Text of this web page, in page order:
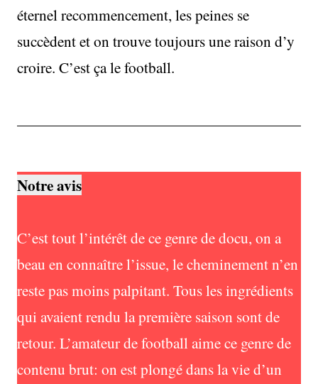
éternel recommencement, les peines se
succèdent et on trouve toujours une raison d’y
croire. C’est ça le football.
Notre avis
C’est tout l’intérêt de ce genre de docu, on a
beau en connaître l’issue, le cheminement n’en
reste pas moins palpitant. Tous les ingrédients
qui avaient rendu la première saison sont de
retour. L’amateur de football aime ce genre de
contenu brut: on est plongé dans la vie d’un